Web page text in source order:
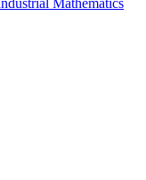
Mathematics